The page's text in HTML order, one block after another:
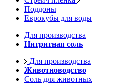
Поддоны
Еврокубы для воды
Для производства
Нитритная соль
Для производства
Животноводство
Соль для животных